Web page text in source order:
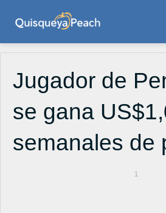
Jugador de
se gana
semanales de
1